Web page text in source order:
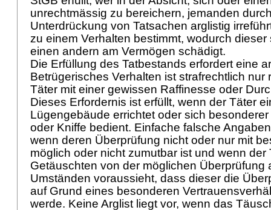
unrechtmässig zu bereichern, jemanden
Unterdrückung von Tatsachen arglistig
zu einem Verhalten bestimmt, wodurch
einen andern am Vermögen schädigt.
Die Erfüllung des Tatbestands erfordert eine
Betrügerisches Verhalten ist strafrechtlich nur
Täter mit einer gewissen Raffinesse oder
Dieses Erfordernis ist erfüllt, wenn der Täter
Lügengebäude errichtet oder sich
oder Kniffe bedient. Einfache falsche
wenn deren Überprüfung nicht oder nur mit
möglich oder nicht zumutbar ist und wenn der
Getäuschten von der möglichen Überprüfung
Umständen voraussieht, dass dieser die
auf Grund eines besonderen
werde. Keine Arglist liegt vor, wenn das